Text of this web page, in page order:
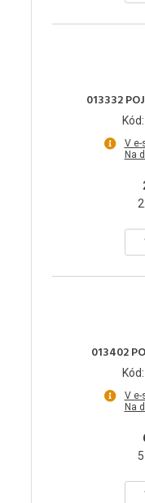
013332
V
Na
013402
V
Na